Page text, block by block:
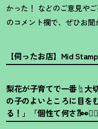
かった ！ などのご意見や
のコメント欄で、ぜひお
【伺ったお店】Mid Stamp
梨花が子育てで一番☝️大
の子のよいところに目を
る ！ 」「個性て何さ⁈👀🤷‍♀️